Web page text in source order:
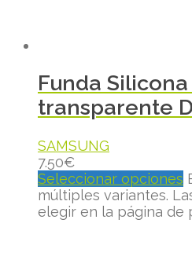
Funda
transparente
SAMSUNG
7.50€
Seleccionar opciones
múltiples variantes.
elegir en la página de